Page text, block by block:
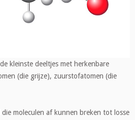
kleinste deeltjes met herkenbare
(die grijze), zuurstofatomen (die
moleculen af kunnen breken tot losse